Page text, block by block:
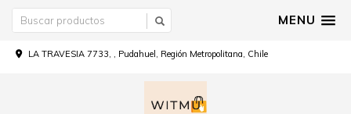
MENU
LA TRAVESIA 7733, , Pudahuel, Región Metropolitana, Chile